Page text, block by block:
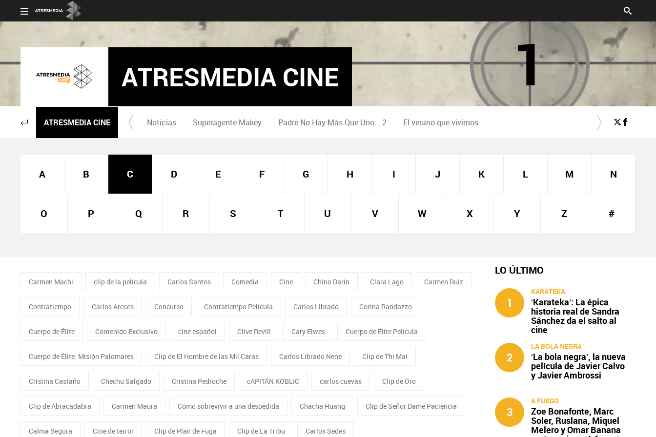
ATRESMEDIA CINE
ATRESMEDIA CINE Noticias Superagente Makey Padre No Hay Más Que Uno... 2 El verano que vivimos
A B C D E F G H I J K L M N
O P Q R S T U V W X Y Z #
Carmen Machi clip de la película Carlos Santos Comedia Cine Chino Darín Clara Lago Carmen Ruiz
Contratiempo Carlos Areces Concurso Contratiempo Película Carlos Librado Corina Randazzo
Cuerpo de Élite Contenido Exclusivo cine español Clive Revill Cary Elwes Cuerpo de Élite Película
Cuerpo de Élite: Misión Palomares Clip de El Hombre de las Mil Caras Carlos Librado Nene Clip de Thi Mai
Cristina Castaño Chechu Salgado Cristina Pedroche cAPITÁN KOBLIC carlos cuevas Clip de Oro
Clip de Abracadabra Carmen Maura Cómo sobrevivir a una despedida Chacha Huang Clip de Señor Dame Paciencia
Calma Segura Cine de terror Clip de Plan de Fuga Clip de La Tribu Carlos Sedes
LO ÚLTIMO
1
KARATEKA
‘Karateka’: La épica
historia real de Sandra
Sánchez da el salto al
cine
2
LA BOLA NEGRA
‘La bola negra’, la nueva
película de Javier Calvo
y Javier Ambrossi
3
A FUEGO
Zoe Bonafonte, Marc
Soler, Ruslana, Miquel
Melero y Omar Banana